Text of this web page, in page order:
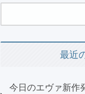
最近
今日のエヴァ新作